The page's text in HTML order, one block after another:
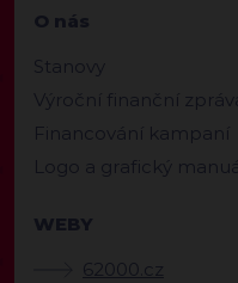
O nás
Stanovy
Výroční finanční zpráva
Financování kampaní
Logo a grafický manuál
WEBY
62000.cz